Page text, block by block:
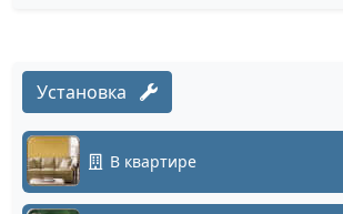
Установка
В квартире